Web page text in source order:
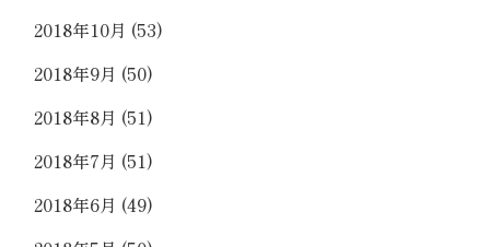
2018年10月 (53)
2018年9月 (50)
2018年8月 (51)
2018年7月 (51)
2018年6月 (49)